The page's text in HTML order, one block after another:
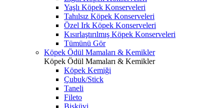
Yaşlı Köpek Konserveleri
Tahılsız Köpek Konserveleri
Özel Irk Köpek Konserveleri
Kısırlaştırılmış Köpek Konserveleri
Tümünü Gör
Köpek Ödül Mamaları & Kemikler
Köpek Ödül Mamaları & Kemikler
Köpek Kemiği
Çubuk/Stick
Taneli
Fileto
Bisküvi